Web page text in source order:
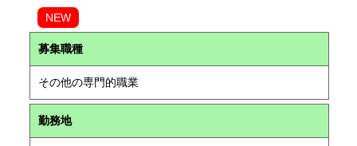
NEW
募集職種
その他の専門的職業
勤務地